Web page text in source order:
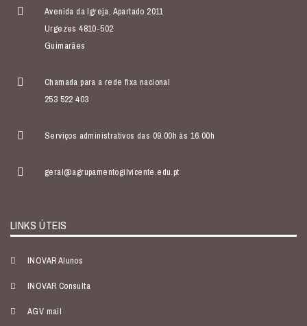
Avenida da Igreja, Apartado 2011
Urgezes 4810-502
Guimarães
Chamada para a rede fixa nacional
253 522 403
Serviços administrativos das 09.00h às 16.00h
geral@agrupamentogilvicente.edu.pt
LINKS ÚTEIS
INOVAR Alunos
INOVAR Consulta
AGV mail